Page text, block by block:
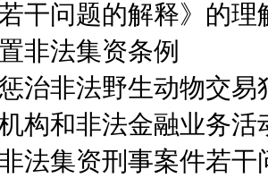
干问题的解释》的理
非法集资条例
治非法野生动物交
构和非法金融业务
法集资刑事案件若